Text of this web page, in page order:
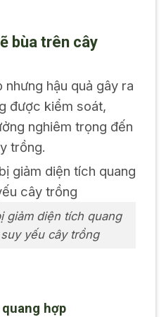
bùa trên cây
nhưng hậu quả gây ra
được kiểm soát,
nghiêm trọng đến
trồng.
giảm diện tích quang
yếu cây trồng
hợp